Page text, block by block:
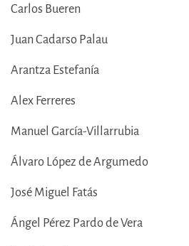
Carlos Bueren
Juan Cadarso Palau
Arantza Estefanía
Alex Ferreres
Manuel García-Villarrubia
Álvaro López de Argumedo
José Miguel Fatás
Ángel Pérez Pardo de Vera